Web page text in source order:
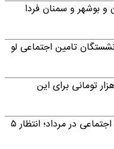
بوشهر و سمنان فردا
تامین اجتماعی لو
خبر داغ از واریز یارانه ۲ میلیون و ۹۸۵ هزار تومانی برای این
خبر فوری از معوقات بازنشستگان تامین اجتماعی در مرداد؛ انتظار ۵